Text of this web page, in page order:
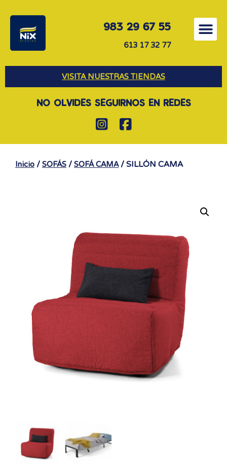
983 29 67 55
613 17 32 77
VISITA NUESTRAS TIENDAS
NO OLVIDES SEGUIRNOS EN REDES
Inicio / SOFÁS / SOFÁ CAMA/ SILLÓN CAMA